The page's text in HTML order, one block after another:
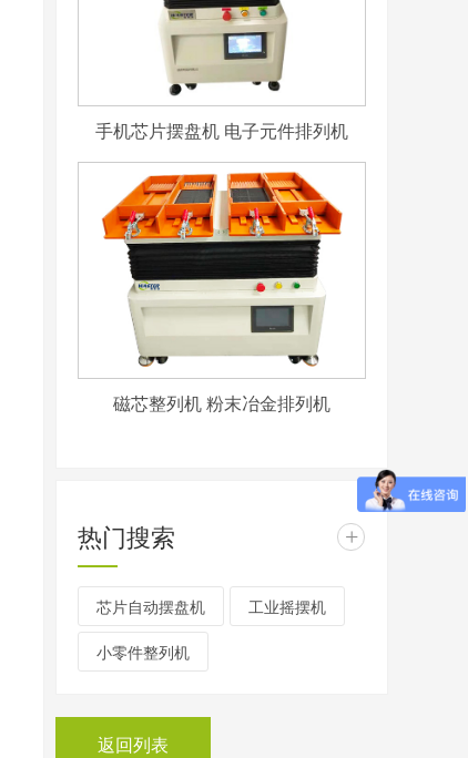
手机芯片摆盘机 电子元件排列机
磁芯整列机 粉末冶金排列机
热门搜索 +
芯片自动摆盘机 工业摇摆机
小零件整列机
返回列表